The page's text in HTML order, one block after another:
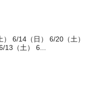
6/14（日） 6/20（土）
（土） 6...